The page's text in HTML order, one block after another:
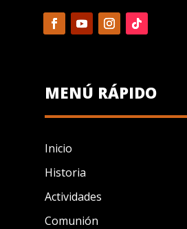
MENÚ RÁPIDO
Inicio
Historia
Actividades
Comunión